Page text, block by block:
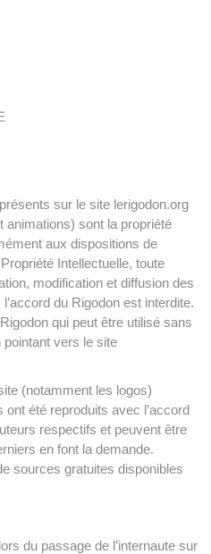
sur le site lerigodon.org
animations) sont la propriété
aux dispositions de
Intellectuelle, toute
modification et diffusion des
du Rigodon est interdite.
qui peut être utilisé sans
pointant vers le site
(notamment les logos)
été reproduits avec l’accord
respectifs et peuvent être
en font la demande.
sources gratuites disponibles
du passage de l’internaute sur